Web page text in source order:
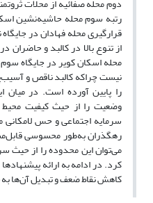
دوم محله صفائیه از محلات
رتبه سوم محله حاشیه‌نشین
قرارگیری محله فهادان در
از تنوع بالا در کالبد و
محله اسکان کویر در جایگاه
نیست چراکه کالبد ناقص و
را پایین آورده است. در میان
وضعیت را از حیث کیفیت
سرمایه اجتماعی و حس لامکانی
رهگذران به‌طور محسوسی
می‌توان این محدوده را از حیث
کرد. در ادامه به ارائه
کاهش نقاط ضعف و تبدیل آن‌ها